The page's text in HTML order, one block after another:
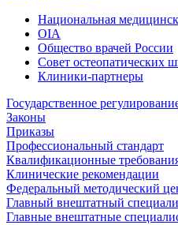
Национальная
OIA
Общество врачей России
Совет остеопатических
Клиники-партнеры
Государственное
Законы
Приказы
Профессиональный стандарт
Квалификационные
Клинические рекомендации
Федеральный методический
Главный внештатный
Главные внештатные